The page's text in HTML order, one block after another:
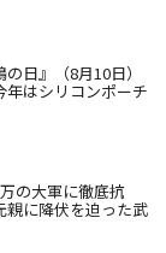
日』（8月10日）
年はシリコンポーチ
の大軍に徹底抗
親に降伏を迫った武